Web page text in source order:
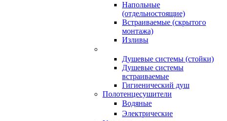
Напольные
(отдельностоящие)
Встраиваемые (скрытого
монтажа)
Изливы
Душевые системы (стойки)
Душевые системы
встраиваемые
Гигиенический душ
Полотенцесушители
ㅤВодяные
ㅤЭлектрические